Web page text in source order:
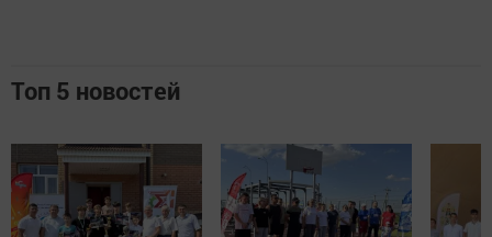
Топ 5 новостей